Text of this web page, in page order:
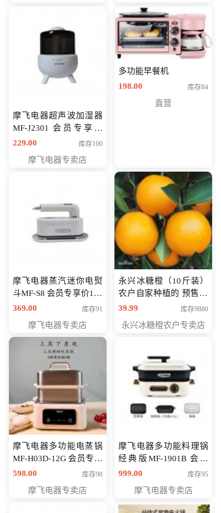
摩飞电器超声波加湿器
MF-J2301 会员专享价
168元
229.00 库存100
摩飞电器专卖店
多功能早餐机
198.00
库存84
直营
摩飞电器蒸汽迷你电熨
斗MF-S8 会员专享价168
元
369.00 库存91
摩飞电器专卖店
永兴冰糖橙（10斤装）
农户自家种植的 预售10
万斤 会员包邮专享价
39.99 库存9880
永兴冰糖橙农户专卖店
摩飞电器多功能电蒸锅
MF-H03D-12G 会员专享
价398元
598.00 库存98
摩飞电器专卖店
摩飞电器多功能料理锅
经典版MF-1901B 会员
专享价399元
999.00 库存95
摩飞电器专卖店